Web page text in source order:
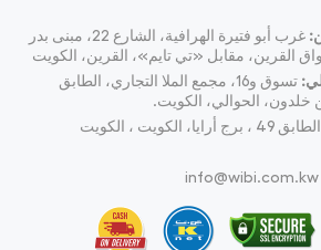
غرب أبو فتيرة الهرافية، الشارع 22، مبنى بدر
القرين، مقابل «تي تايم»، القرين، الكويت
تسوق و16، مجمع الملا التجاري، الطابق
خلدون، الحوالي، الكويت.
الطابق 49 ، برج أرايا، الكويت ، الكويت
info@wibi.com.kw